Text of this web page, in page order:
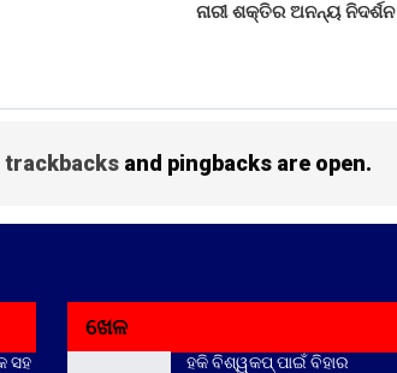
ନାରୀ ଶକ୍ତିର ଅନନ୍ୟ ନିଦର୍ଶନ
trackbacksand pingbacks are open.
ସହ
ଖେଳ
ହକି ବିଶ୍ୱକପ୍ ପାଇଁ ବିହାର